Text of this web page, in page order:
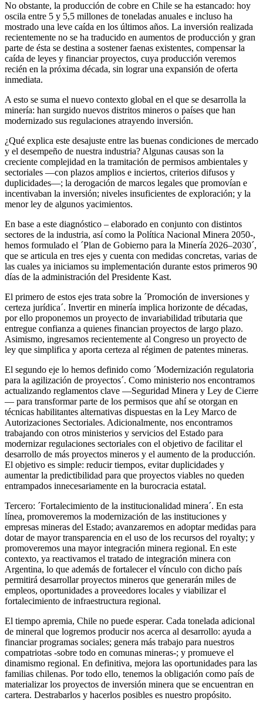
No obstante, la producción de cobre en Chile se ha estancado: hoy
oscila entre 5 y 5,5 millones de toneladas anuales e incluso ha
mostrado una leve caída en los últimos años. La inversión realizada
recientemente no se ha traducido en aumentos de producción y gran
parte de ésta se destina a sostener faenas existentes, compensar la
caída de leyes y financiar proyectos, cuya producción veremos
recién en la próxima década, sin lograr una expansión de oferta
inmediata.
A esto se suma el nuevo contexto global en el que se desarrolla la
minería: han surgido nuevos distritos mineros o países que han
modernizado sus regulaciones atrayendo inversión.
¿Qué explica este desajuste entre las buenas condiciones de mercado
y el desempeño de nuestra industria? Algunas causas son la
creciente complejidad en la tramitación de permisos ambientales y
sectoriales —con plazos amplios e inciertos, criterios difusos y
duplicidades—; la derogación de marcos legales que promovían e
incentivaban la inversión; niveles insuficientes de exploración; y la
menor ley de algunos yacimientos.
En base a este diagnóstico – elaborado en conjunto con distintos
sectores de la industria, así como la Política Nacional Minera 2050-,
hemos formulado el ´Plan de Gobierno para la Minería 2026–2030´,
que se articula en tres ejes y cuenta con medidas concretas, varias de
las cuales ya iniciamos su implementación durante estos primeros 90
días de la administración del Presidente Kast.
El primero de estos ejes trata sobre la ´Promoción de inversiones y
certeza jurídica´. Invertir en minería implica horizonte de décadas,
por ello proponemos un proyecto de invariabilidad tributaria que
entregue confianza a quienes financian proyectos de largo plazo.
Asimismo, ingresamos recientemente al Congreso un proyecto de
ley que simplifica y aporta certeza al régimen de patentes mineras.
El segundo eje lo hemos definido como ´Modernización regulatoria
para la agilización de proyectos´. Como ministerio nos encontramos
actualizando reglamentos clave —Seguridad Minera y Ley de Cierre
— para transformar parte de los permisos que ahí se otorgan en
técnicas habilitantes alternativas dispuestas en la Ley Marco de
Autorizaciones Sectoriales. Adicionalmente, nos encontramos
trabajando con otros ministerios y servicios del Estado para
modernizar regulaciones sectoriales con el objetivo de facilitar el
desarrollo de más proyectos mineros y el aumento de la producción.
El objetivo es simple: reducir tiempos, evitar duplicidades y
aumentar la predictibilidad para que proyectos viables no queden
entrampados innecesariamente en la burocracia estatal.
Tercero: ´Fortalecimiento de la institucionalidad minera´. En esta
línea, promoveremos la modernización de las instituciones y
empresas mineras del Estado; avanzaremos en adoptar medidas para
dotar de mayor transparencia en el uso de los recursos del royalty; y
promoveremos una mayor integración minera regional. En este
contexto, ya reactivamos el tratado de integración minera con
Argentina, lo que además de fortalecer el vínculo con dicho país
permitirá desarrollar proyectos mineros que generarán miles de
empleos, oportunidades a proveedores locales y viabilizar el
fortalecimiento de infraestructura regional.
El tiempo apremia, Chile no puede esperar. Cada tonelada adicional
de mineral que logremos producir nos acerca al desarrollo: ayuda a
financiar programas sociales; genera más trabajo para nuestros
compatriotas -sobre todo en comunas mineras-; y promueve el
dinamismo regional. En definitiva, mejora las oportunidades para las
familias chilenas. Por todo ello, tenemos la obligación como país de
materializar los proyectos de inversión minera que se encuentran en
cartera. Destrabarlos y hacerlos posibles es nuestro propósito.